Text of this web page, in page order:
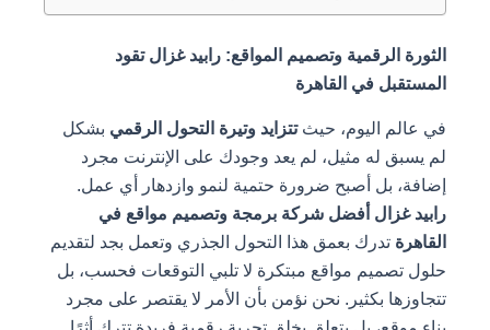
الثورة الرقمية وتصميم المواقع: رابيد غزال تقود
المستقبل في القاهرة
في عالم اليوم، حيثتتزايد وتيرة التحول الرقميبشكل
لم يسبق له مثيل، لم يعد وجودك على الإنترنت مجرد
إضافة، بل أصبح ضرورة حتمية لنمو وازدهار أي عمل.
رابيد غزال أفضل شركة برمجة وتصميم مواقع في
القاهرةتدرك بعمق هذا التحول الجذري وتعمل بجد لتقديم
حلول تصميم مواقع مبتكرة لا تلبي التوقعات فحسب، بل
تتجاوزها بكثير. نحن نؤمن بأن الأمر لا يقتصر على مجرد